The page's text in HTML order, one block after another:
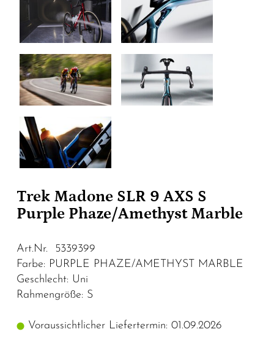
Trek Madone SLR 9 AXS S
Purple Phaze/Amethyst Marble
Art.Nr. 5339399
Farbe: PURPLE PHAZE/AMETHYST MARBLE
Geschlecht: Uni
Rahmengröße: S
Voraussichtlicher Liefertermin: 01.09.2026